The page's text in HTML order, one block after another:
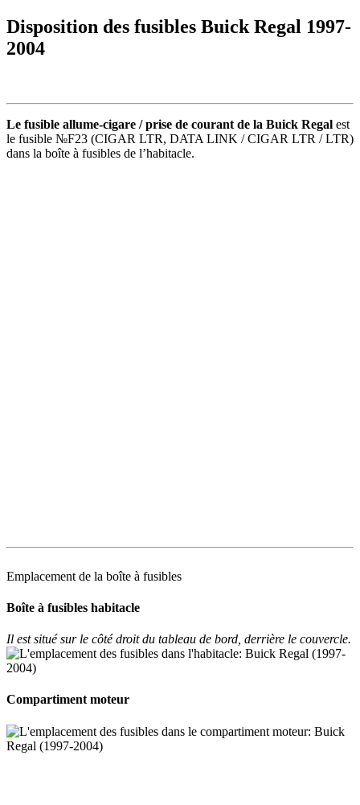
Disposition des fusibles Buick Regal 1997-
2004
Le fusible allume-cigare / prise de courant de la Buick Regal est
le fusible №F23 (CIGAR LTR, DATA LINK / CIGAR LTR / LTR)
dans la boîte à fusibles de l’habitacle.
Emplacement de la boîte à fusibles
Boîte à fusibles habitacle
Il est situé sur le côté droit du tableau de bord, derrière le couvercle.
Compartiment moteur